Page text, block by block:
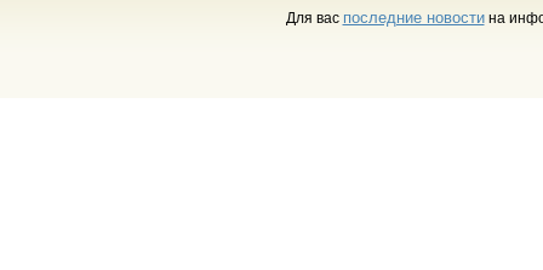
Для вас последние новостина